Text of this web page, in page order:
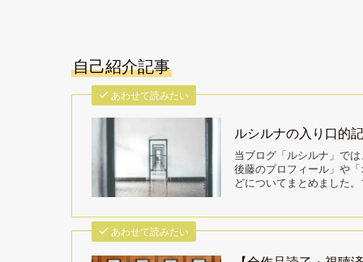
自己紹介記事
あわせて読みたい
ルシルナの入り口的
当ブログ「ルシルナ」で
後藤のプロフィール」や
どについてまとめました
あわせて読みたい